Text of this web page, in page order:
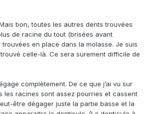
bon, toutes les autres dents trouvées
de racine du tout (brisées avant
trouvées en place dans la molasse. Je suis
celle-là. Ce sera surement difficile de
complètement. De ce que j’ai vu sur
les racines sont assez pourries et cassent
être dégager juste la partie basse et la